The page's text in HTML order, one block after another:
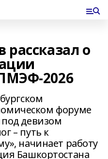
о
2026
форуме
девизом
– путь к
начинает работу
Башкортостана